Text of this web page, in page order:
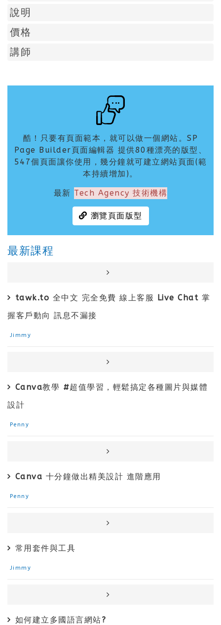
說明
價格
講師
酷！只要有頁面範本，就可以做一個網站。SP
Page Builder頁面編輯器 提供80種漂亮的版型、
547個頁面讓你使用，幾分鐘就可建立網站頁面(範
本持續增加)。
最新 Tech Agency 技術機構
瀏覽頁面版型
最新課程
tawk.to 全中文 完全免費 線上客服 Live Chat 掌
握客戶動向 訊息不漏接
Jimmy
Canva教學 #超值學習，輕鬆搞定各種圖片與媒體
設計
Penny
Canva 十分鐘做出精美設計 進階應用
Penny
常用套件與工具
Jimmy
如何建立多國語言網站?